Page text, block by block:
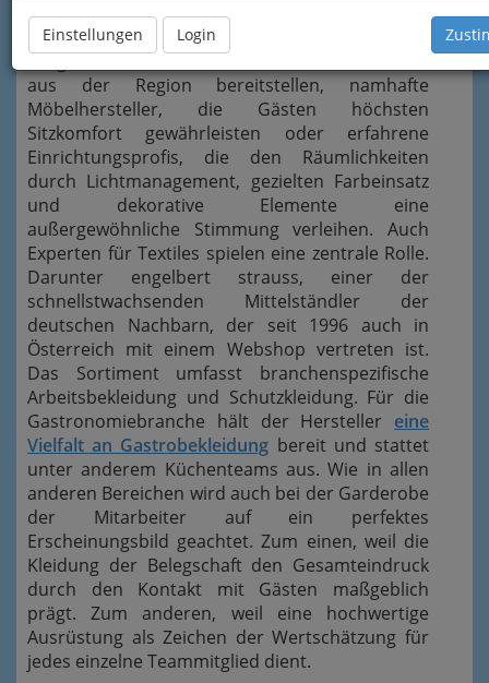
Einstellungen Login
großen Wert auf solide Partner und sind bei der
Auftragsvergabe besonders kritisch. Ob
ausgewählte Landwirte, die beste Lebensmittel
aus der Region bereitstellen, namhafte
Möbelhersteller, die Gästen höchsten
Sitzkomfort gewährleisten oder erfahrene
Einrichtungsprofis, die den Räumlichkeiten
durch Lichtmanagement, gezielten Farbeinsatz
und dekorative Elemente eine
außergewöhnliche Stimmung verleihen. Auch
Experten für Textiles spielen eine zentrale Rolle.
Darunter engelbert strauss, einer der
schnellstwachsenden Mittelständler der
deutschen Nachbarn, der seit 1996 auch in
Österreich mit einem Webshop vertreten ist.
Das Sortiment umfasst branchenspezifische
Arbeitsbekleidung und Schutzkleidung. Für die
Gastronomiebranche hält der Hersteller eine
Vielfalt an Gastrobekleidung bereit und stattet
unter anderem Küchenteams aus. Wie in allen
anderen Bereichen wird auch bei der Garderobe
der Mitarbeiter auf ein perfektes
Erscheinungsbild geachtet. Zum einen, weil die
Kleidung der Belegschaft den Gesamteindruck
durch den Kontakt mit Gästen maßgeblich
prägt. Zum anderen, weil eine hochwertige
Ausrüstung als Zeichen der Wertschätzung für
jedes einzelne Teammitglied dient.